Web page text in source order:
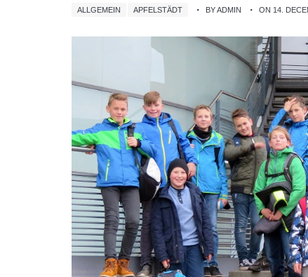
ALLGEMEIN APFELSTÄDT BY ADMIN ON 14.